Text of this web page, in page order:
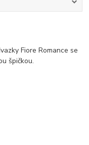
Fiore Romance se
špičkou.